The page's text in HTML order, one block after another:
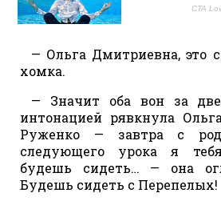
— Ольга Дмитриевна, это
хомка.
— Значит оба вон за
интонацией рявкнула
Руженко — завтра с
следующего урока я
будешь сидеть… — она
Будешь сидеть с Перепелых!